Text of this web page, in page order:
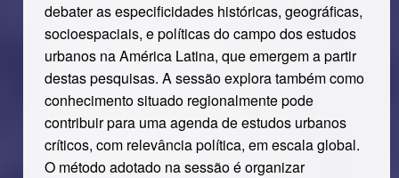
debater as especificidades históricas, geográficas,
socioespaciais, e políticas do campo dos estudos
urbanos na América Latina, que emergem a partir
destas pesquisas. A sessão explora também como
conhecimento situado regionalmente pode
contribuir para uma agenda de estudos urbanos
críticos, com relevância política, em escala global.
O método adotado na sessão é organizar